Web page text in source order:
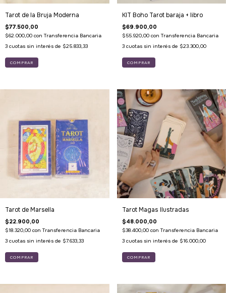
Tarot de la Bruja Moderna
$77.500,00
$62.000,00 con Transferencia Bancaria
3 cuotas sin interés de $25.833,33
KIT Boho Tarot baraja + libro
$69.900,00
$55.920,00 con Transferencia Bancaria
3 cuotas sin interés de $23.300,00
Tarot de Marsella
$22.900,00
$18.320,00 con Transferencia Bancaria
3 cuotas sin interés de $7.633,33
Tarot Magas Ilustradas
$48.000,00
$38.400,00 con Transferencia Bancaria
3 cuotas sin interés de $16.000,00